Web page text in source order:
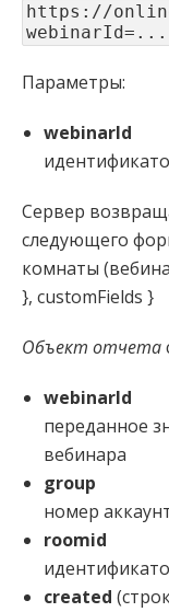
https://
webinarId=...
Параметры:
webinarId
Сервер
следующего
комнаты
}, customFields }
Объект отчета
webinarId
переданное
вебинара
group
номер
roomid
created